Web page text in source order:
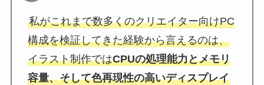
私がこれまで数多くのクリエイター向けPC
構成を検証してきた経験から言えるのは、
イラスト制作ではCPUの処理能力とメモリ
容量、そして色再現性の高いディスプレイ